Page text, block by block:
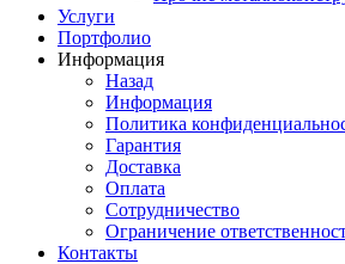
Услуги
Портфолио
Информация
Назад
Информация
Политика
Гарантия
Доставка
Оплата
Сотрудничество
Ограничение
Контакты